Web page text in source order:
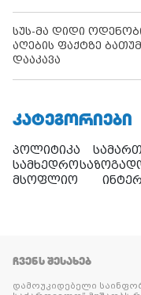
სუს-მა დიდი
აღების ფაქტზე
დააკავა
ᲙᲐᲢᲔᲒᲝᲠᲘᲔᲑᲘ
პოლიტიკა
სამხედრო
მსოფლიო
ᲩᲕᲔᲜᲡ ᲨᲔᲡᲐᲮᲔᲑ
დამოუკიდებელი